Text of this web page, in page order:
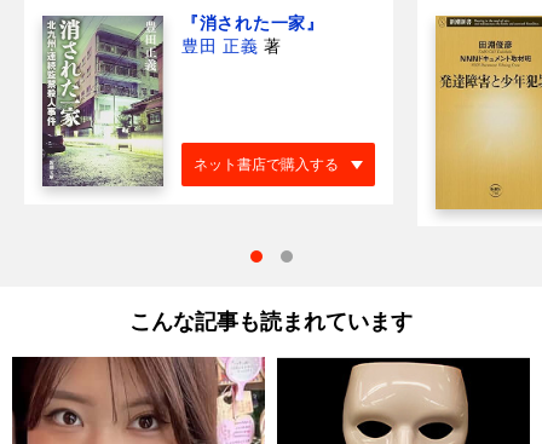
『消された一家』
豊田 正義 著
ネット書店で購入する
こんな記事も読まれています